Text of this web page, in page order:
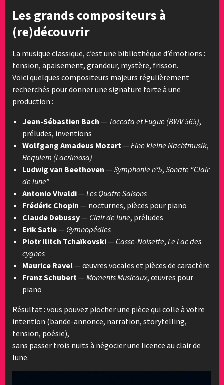
Les grands compositeurs à
(re)découvrir
La musique classique, c’est une bibliothèque d’émotions :
tension, apaisement, grandeur, mystère, frisson.
Voici quelques compositeurs majeurs régulièrement
recherchés pour donner une signature forte à une
production :
Jean-Sébastien Bach — Toccata et Fugue (BWV 565),
préludes, inventions
Wolfgang Amadeus Mozart —Eine kleine Nachtmusik,
Requiem (Lacrimosa)
Ludwig van Beethoven —Symphonie n°5, Sonate “Clair
de lune”
Antonio Vivaldi—Les Quatre Saisons
Frédéric Chopin — nocturnes, pièces pour piano
Claude Debussy— Clair de lune, préludes
Erik Satie— Gymnopédies
Piotr Ilitch Tchaïkovski— Casse-Noisette, Le Lac des
cygnes
Maurice Ravel— œuvres vocales et pièces de caractère
Franz Schubert —Moments Musicaux, œuvres pour
piano
Résultat : vous pouvez piocher une pièce qui colle à votre
intention (bande-annonce, narration, storytelling,
tension, poésie),
sans passer trois nuits à négocier une licence au clair de
lune.